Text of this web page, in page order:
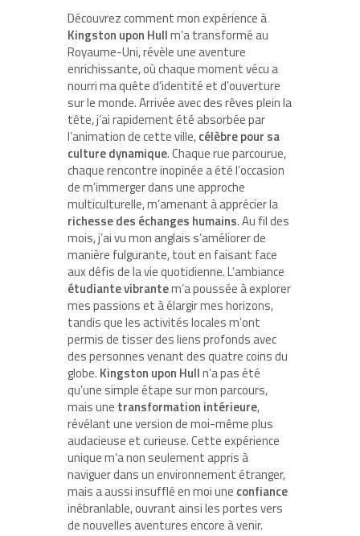
Découvrez comment mon expérience à
Kingston upon Hullm’a transformé au
Royaume-Uni, révèle une aventure
enrichissante, où chaque moment vécu a
nourri ma quête d’identité et d’ouverture
sur le monde. Arrivée avec des rêves plein la
tête, j’ai rapidement été absorbée par
l’animation de cette ville,célèbre pour sa
culture dynamique. Chaque rue parcourue,
chaque rencontre inopinée a été l’occasion
de m’immerger dans une approche
multiculturelle, m’amenant à apprécier la
richesse des échanges humains. Au fil des
mois, j’ai vu mon anglais s’améliorer de
manière fulgurante, tout en faisant face
aux défis de la vie quotidienne. L’ambiance
étudiante vibrantem’a poussée à explorer
mes passions et à élargir mes horizons,
tandis que les activités locales m’ont
permis de tisser des liens profonds avec
des personnes venant des quatre coins du
globe. Kingston upon Hulln’a pas été
qu’une simple étape sur mon parcours,
mais une transformation intérieure,
révélant une version de moi-même plus
audacieuse et curieuse. Cette expérience
unique m’a non seulement appris à
naviguer dans un environnement étranger,
mais a aussi insufflé en moi une confiance
inébranlable, ouvrant ainsi les portes vers
de nouvelles aventures encore à venir.